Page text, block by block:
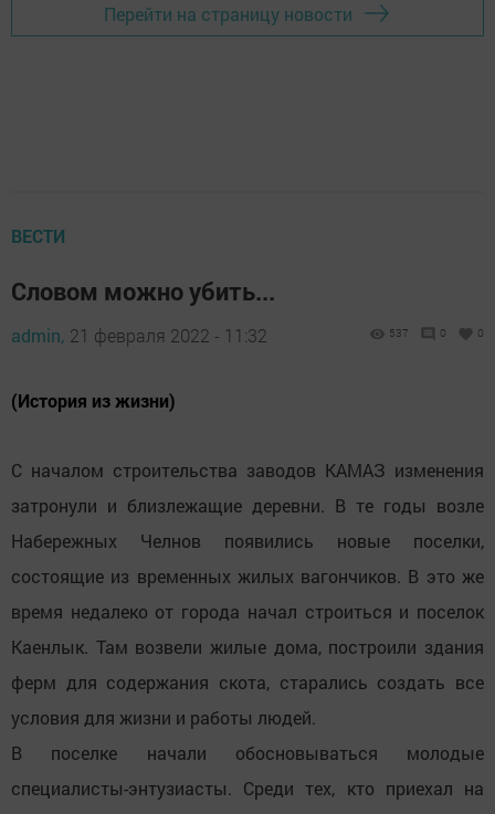
Перейти на страницу новости
ВЕСТИ
Словом можно убить...
admin, 21 февраля 2022 - 11:32 537 0 0
(История из жизни)
С началом строительства заводов КАМАЗ изменения
затронули и близлежащие деревни. В те годы возле
Набережных Челнов появились новые поселки,
состоящие из временных жилых вагончиков. В это же
время недалеко от города начал строиться и поселок
Каенлык. Там возвели жилые дома, построили здания
ферм для содержания скота, старались создать все
условия для жизни и работы людей.
В поселке начали обосновываться молодые
специалисты-энтузиасты. Среди тех, кто приехал на